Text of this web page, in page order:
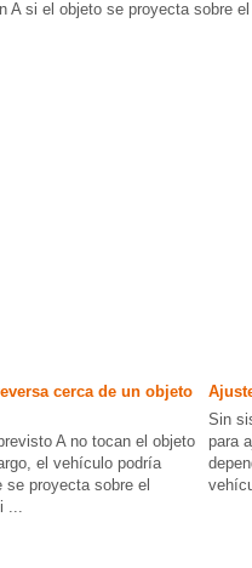
A si el objeto se proyecta sobre
cerca de un objeto
A no tocan el objeto
el vehículo podría
proyecta sobre el
...
Sin
para